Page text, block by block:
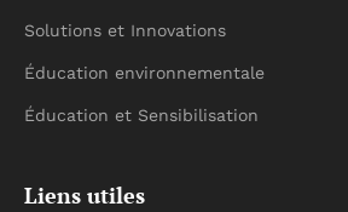
Solutions et Innovations
Éducation environnementale
Éducation et Sensibilisation
Liens utiles